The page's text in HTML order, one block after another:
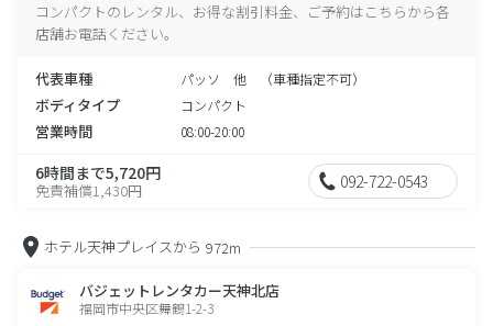
コンパクトのレンタル、お得な割引料金、ご予約はこちらから各
店舗お電話ください。
代表車種 パッソ 他 （車種指定不可）
ボディタイプ コンパクト
営業時間 08:00-20:00
6時間まで5,720円
免責補償1,430円 092-722-0543
ホテル天神プレイスから 972m
バジェットレンタカー天神北店
福岡市中央区舞鶴1-2-3